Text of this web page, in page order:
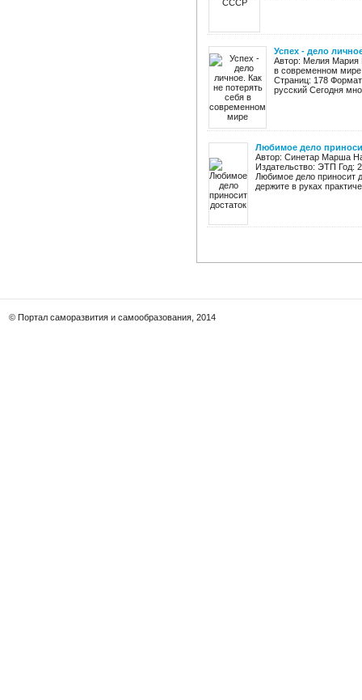
Успех - дело
Автор: Мелия Мария
в современном
Страниц: 178
русский Сегодня
Любимое дело
Автор: Синетар Марша
Издательство: ЭТП Год:
Любимое дело приносит
держите в руках
© Портал саморазвития и самообразования, 2014